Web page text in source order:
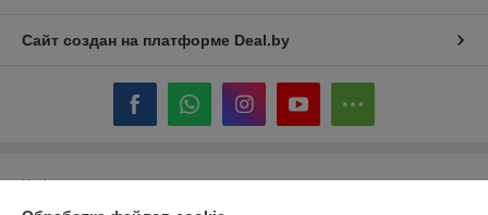
Сайт создан на платформе Deal.by
Информация для покупателя